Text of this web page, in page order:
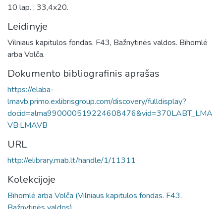
10 lap. ; 33,4x20.
Leidinyje
Vilniaus kapitulos fondas. F43, Bažnytinės valdos. Bihomlė
arba Volča.
Dokumento bibliografinis aprašas
https://elaba-
lmavb.primo.exlibrisgroup.com/discovery/fulldisplay?
docid=alma990000519224608476&vid=370LABT_LMA
VB:LMAVB
URL
http://elibrary.mab.lt/handle/1/11311
Kolekcijoje
Bihomlė arba Volča (Vilniaus kapitulos fondas. F43.